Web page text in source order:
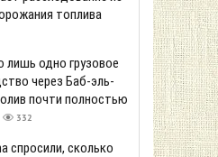
топлива
лишь одно грузовое
через Баб-эль-
почти полностью
332
спросили, сколько